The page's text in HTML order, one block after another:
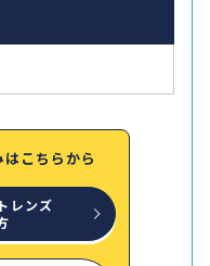
こちらから
レンズ